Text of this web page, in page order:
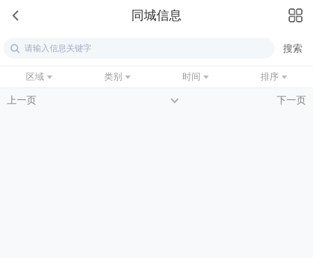
同城信息
区域 类别 时间 排序
上一页 下一页